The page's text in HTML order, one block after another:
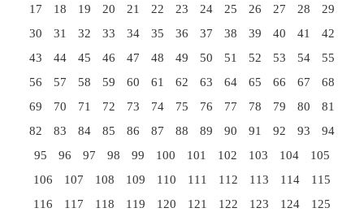
17
18 19 20 21 22 23 24 25 26 27 28
29
30
31 32 33 34 35 36 37 38 39 40 41
42
43
44 45 46 47 48 49 50 51 52 53 54
55
56
57 58 59 60 61 62 63 64 65 66 67
68
69
70 71 72 73 74 75 76 77 78 79 80
81
82
83 84 85 86 87 88 89 90 91 92 93
94
95
96 97 98 99 100 101 102 103 104
105
106
107 108 109 110 111 112 113 114
115
116
117 118 119 120 121 122 123 124
125